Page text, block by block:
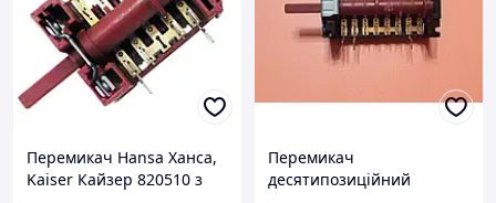
Перемикач Hansa Ханса,
Kaiser Кайзер 820510 з
Перемикач
десятипозиційний